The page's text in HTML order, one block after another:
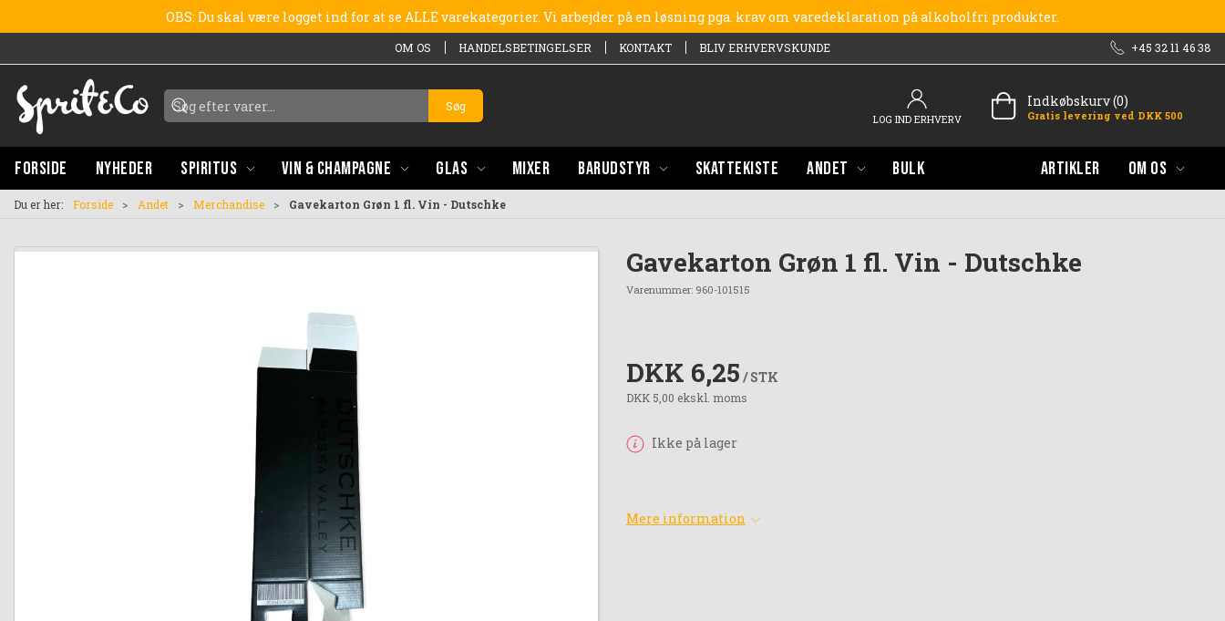
OBS: Du skal være logget ind for at se ALLE varekategorier. Vi arbejder på en løsning pga. krav om varedeklaration på alkoholfri produkter.
OM OS HANDELSBETINGELSER KONTAKT BLIV ERHVERVSKUNDE +45 32 11 46 38
Søg
LOG IND ERHVERV
Indkøbskurv (0)
Gratis levering ved DKK 500
FORSIDE NYHEDER SPIRITUS VIN & CHAMPAGNE GLAS MIXER BARUDSTYR SKATTEKISTE ANDET BULK ARTIKLER OM OS
Du er her: Forside Andet Merchandise Gavekarton Grøn 1 fl. Vin - Dutschke
Gavekarton Grøn 1 fl. Vin - Dutschke
Varenummer: 960-101515
DKK 6,25 / STK
DKK 5,00 ekskl. moms
Ikke på lager
Mere information